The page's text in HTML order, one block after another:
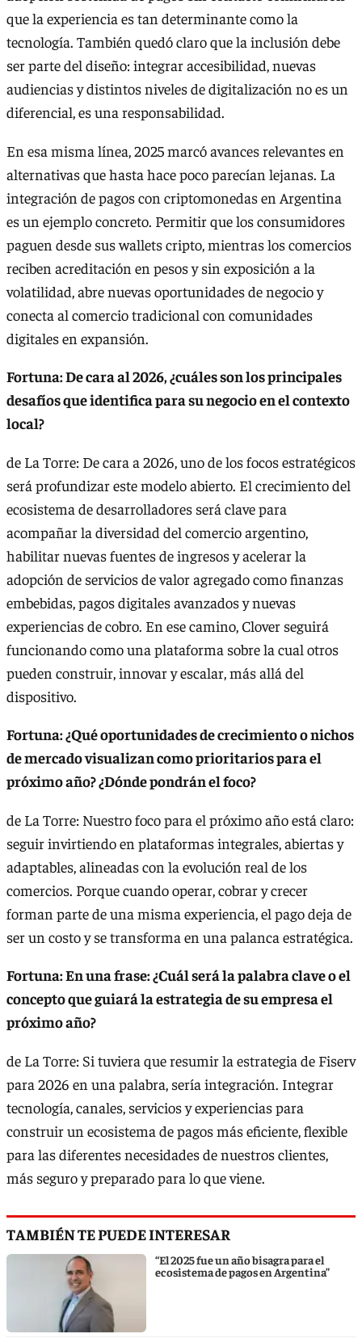
que la experiencia es tan determinante como la
tecnología. También quedó claro que la inclusión debe
ser parte del diseño: integrar accesibilidad, nuevas
audiencias y distintos niveles de digitalización no es un
diferencial, es una responsabilidad.
En esa misma línea, 2025 marcó avances relevantes en
alternativas que hasta hace poco parecían lejanas. La
integración de pagos con criptomonedas en Argentina
es un ejemplo concreto. Permitir que los consumidores
paguen desde sus wallets cripto, mientras los comercios
reciben acreditación en pesos y sin exposición a la
volatilidad, abre nuevas oportunidades de negocio y
conecta al comercio tradicional con comunidades
digitales en expansión.
Fortuna: De cara al 2026, ¿cuáles son los principales
desafíos que identifica para su negocio en el contexto
local?
de La Torre: De cara a 2026, uno de los focos estratégicos
será profundizar este modelo abierto. El crecimiento del
ecosistema de desarrolladores será clave para
acompañar la diversidad del comercio argentino,
habilitar nuevas fuentes de ingresos y acelerar la
adopción de servicios de valor agregado como finanzas
embebidas, pagos digitales avanzados y nuevas
experiencias de cobro. En ese camino, Clover seguirá
funcionando como una plataforma sobre la cual otros
pueden construir, innovar y escalar, más allá del
dispositivo.
Fortuna: ¿Qué oportunidades de crecimiento o nichos
de mercado visualizan como prioritarios para el
próximo año? ¿Dónde pondrán el foco?
de La Torre: Nuestro foco para el próximo año está claro:
seguir invirtiendo en plataformas integrales, abiertas y
adaptables, alineadas con la evolución real de los
comercios. Porque cuando operar, cobrar y crecer
forman parte de una misma experiencia, el pago deja de
ser un costo y se transforma en una palanca estratégica.
Fortuna: En una frase: ¿Cuál será la palabra clave o el
concepto que guiará la estrategia de su empresa el
próximo año?
de La Torre: Si tuviera que resumir la estrategia de Fiserv
para 2026 en una palabra, sería integración. Integrar
tecnología, canales, servicios y experiencias para
construir un ecosistema de pagos más eficiente, flexible
para las diferentes necesidades de nuestros clientes,
más seguro y preparado para lo que viene.
TAMBIÉN TE PUEDE INTERESAR
“El 2025 fue un año bisagra para el
ecosistema de pagos en Argentina”